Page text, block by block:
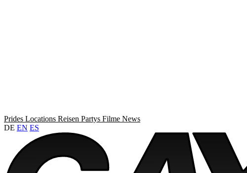
Prides Locations Reisen Partys Filme News
DE EN ES